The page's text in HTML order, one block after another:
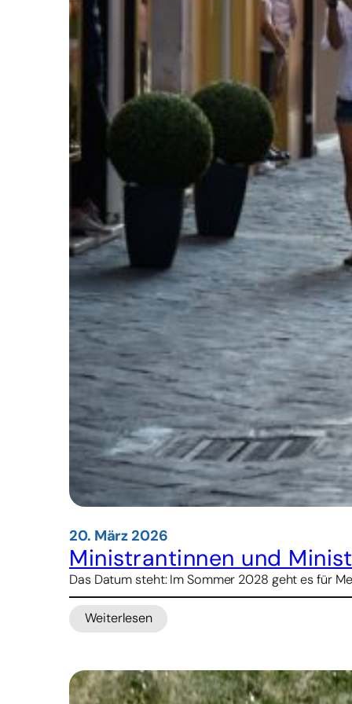
20. März 2026
Ministrantinnen und
Das Datum steht: Im Sommer 2028 geht es für
Weiterlesen
:
Ministranten
pilgern